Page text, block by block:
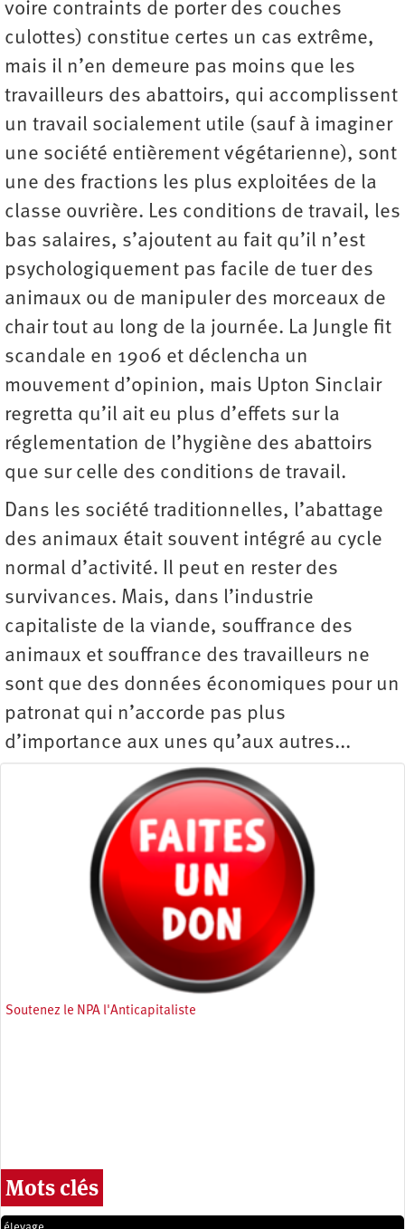
voire contraints de porter des couches
culottes) constitue certes un cas extrême,
mais il n’en demeure pas moins que les
travailleurs des abattoirs, qui accomplissent
un travail socialement utile (sauf à imaginer
une société entièrement végétarienne), sont
une des fractions les plus exploitées de la
classe ouvrière. Les conditions de travail, les
bas salaires, s’ajoutent au fait qu’il n’est
psychologiquement pas facile de tuer des
animaux ou de manipuler des morceaux de
chair tout au long de la journée. La Jungle fit
scandale en 1906 et déclencha un
mouvement d’opinion, mais Upton Sinclair
regretta qu’il ait eu plus d’effets sur la
réglementation de l’hygiène des abattoirs
que sur celle des conditions de travail.
Dans les société traditionnelles, l’abattage
des animaux était souvent intégré au cycle
normal d’activité. Il peut en rester des
survivances. Mais, dans l’industrie
capitaliste de la viande, souffrance des
animaux et souffrance des travailleurs ne
sont que des données économiques pour un
patronat qui n’accorde pas plus
d’importance aux unes qu’aux autres...
Soutenez le NPA l'Anticapitaliste
Mots clés